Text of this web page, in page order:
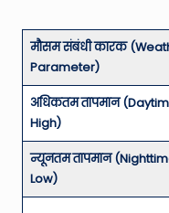
मौसम संबंधी कारक
Parameter)
अधिकतम तापमान
High)
न्यूनतम तापमान
Low)